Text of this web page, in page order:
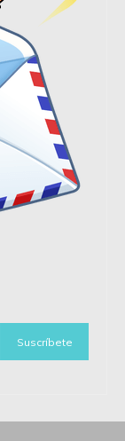
Suscríbete